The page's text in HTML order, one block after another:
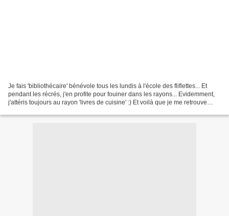
Je fais 'bibliothécaire' bénévole tous les lundis à l'école des fliflettes... Et
pendant les récrés, j'en profite pour fouiner dans les rayons... Evidemment,
j'attéris toujours au rayon 'livres de cuisine' :) Et voilà que je me retrouve